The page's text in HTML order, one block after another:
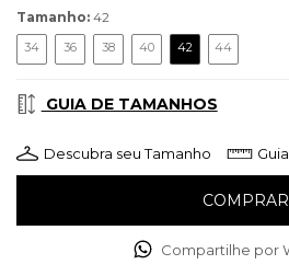
Tamanho: 42
34 36 38 40 42 44
GUIA DE TAMANHOS
Descubra seu Tamanho
Compartilhe por